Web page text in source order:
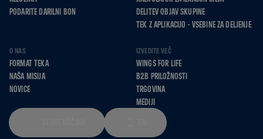
PODARITE DARILNI BON
DELITEV OBJAV SKUPINE
TEK Z APLIKACIJO - VSEBINE ZA DELJENJE
O NAS
FORMAT TEKA
NAŠA MISIJA
NOVICE
IZVEDITE VEČ
WINGS FOR LIFE
B2B PRILOŽNOSTI
TRGOVINA
MEDIJI